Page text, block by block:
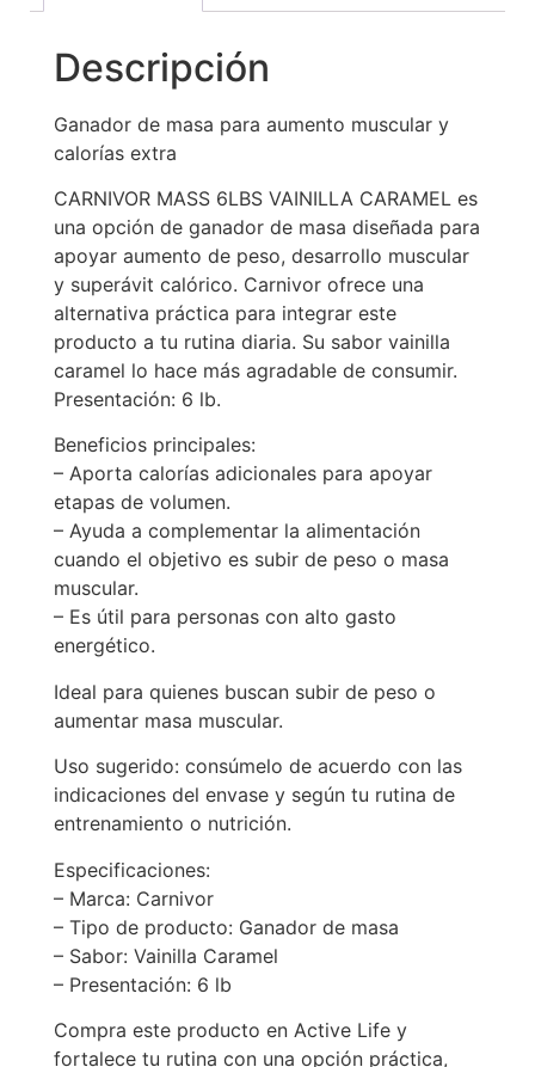
Descripción
Ganador de masa para aumento muscular y
calorías extra
CARNIVOR MASS 6LBS VAINILLA CARAMEL es
una opción de ganador de masa diseñada para
apoyar aumento de peso, desarrollo muscular
y superávit calórico. Carnivor ofrece una
alternativa práctica para integrar este
producto a tu rutina diaria. Su sabor vainilla
caramel lo hace más agradable de consumir.
Presentación: 6 lb.
Beneficios principales:
– Aporta calorías adicionales para apoyar
etapas de volumen.
– Ayuda a complementar la alimentación
cuando el objetivo es subir de peso o masa
muscular.
– Es útil para personas con alto gasto
energético.
Ideal para quienes buscan subir de peso o
aumentar masa muscular.
Uso sugerido: consúmelo de acuerdo con las
indicaciones del envase y según tu rutina de
entrenamiento o nutrición.
Especificaciones:
– Marca: Carnivor
– Tipo de producto: Ganador de masa
– Sabor: Vainilla Caramel
– Presentación: 6 lb
Compra este producto en Active Life y
fortalece tu rutina con una opción práctica,